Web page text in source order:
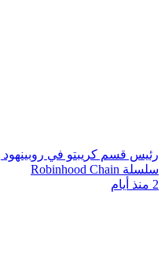
رئيس قسم كريبتو في
سلسلة Robinhood Chain
2 منذ أيام